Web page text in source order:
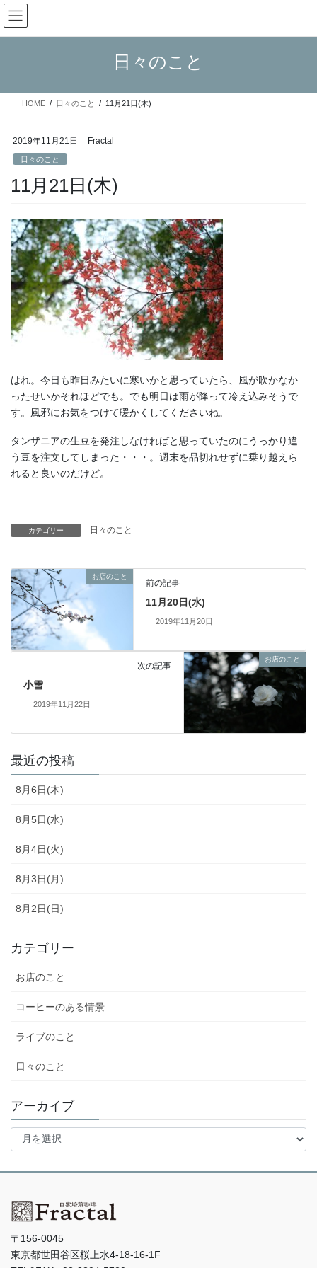
コ
ン
テ
ス
ナ
ビ
ゲ
ン
日々のこと
HOME 日々のこと 11月21日(木)
2019年11月21日 Fractal
日々のこと
11月21日(木)
はれ。今日も昨日みたいに寒いかと思っていたら、風が吹かなか
ったせいかそれほどでも。でも明日は雨が降って冷え込みそうで
す。風邪にお気をつけて暖かくしてくださいね。
タンザニアの生豆を発注しなければと思っていたのにうっかり違
う豆を注文してしまった・・・。週末を品切れせずに乗り越えら
れると良いのだけど。
カテゴリー 日々のこと
お店のこと
前の記事
11月20日(水)
2019年11月20日
お店のこと
次の記事
小雪
2019年11月22日
最近の投稿
8月6日(木)
8月5日(水)
8月4日(火)
8月3日(月)
8月2日(日)
カテゴリー
お店のこと
コーヒーのある情景
ライブのこと
日々のこと
アーカイブ
ア
イ
〒156-0045
東京都世田谷区桜上水4-18-16-1F